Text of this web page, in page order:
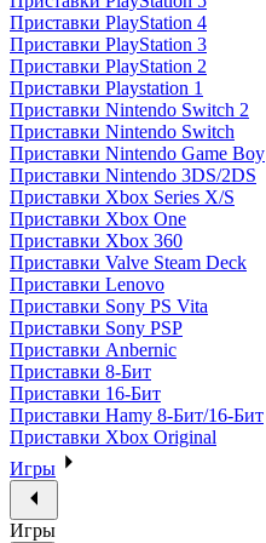
Приставки PlayStation 4
Приставки PlayStation 3
Приставки PlayStation 2
Приставки Playstation 1
Приставки Nintendo Switch 2
Приставки Nintendo Switch
Приставки Nintendo Game Boy
Приставки Nintendo 3DS/2DS
Приставки Xbox Series X/S
Приставки Xbox One
Приставки Xbox 360
Приставки Valve Steam Deck
Приставки Lenovo
Приставки Sony PS Vita
Приставки Sony PSP
Приставки Anbernic
Приставки 8-Бит
Приставки 16-Бит
Приставки Hamy 8-Бит/16-Бит
Приставки Xbox Original
Игры
Игры